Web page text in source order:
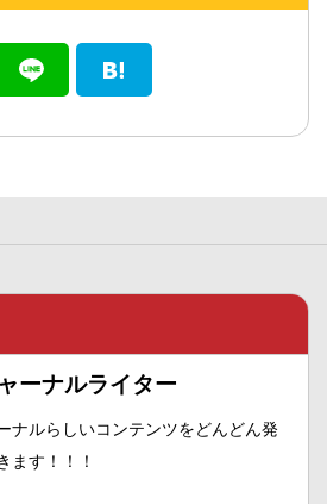
ーナルライター
ナルらしいコンテンツをどんどん発
ます！！！